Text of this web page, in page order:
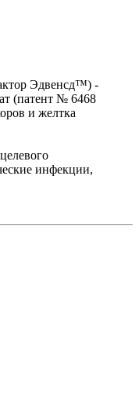
Эдвенсд™) -
(патент № 6468
и желтка
инфекции,